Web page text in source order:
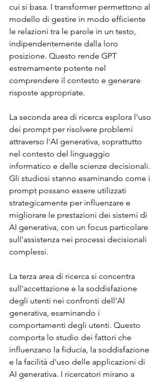
cui si basa. I transformer permettono al
modello di gestire in modo efficiente
le relazioni tra le parole in un testo,
indipendentemente dalla loro
posizione. Questo rende GPT
estremamente potente nel
comprendere il contesto e generare
risposte appropriate.
La seconda area di ricerca esplora l'uso
dei prompt per risolvere problemi
attraverso l'AI generativa, soprattutto
nel contesto del linguaggio
informatico e delle scienze decisionali.
Gli studiosi stanno esaminando come i
prompt possano essere utilizzati
strategicamente per influenzare e
migliorare le prestazioni dei sistemi di
AI generativa, con un focus particolare
sull'assistenza nei processi decisionali
complessi.
La terza area di ricerca si concentra
sull'accettazione e la soddisfazione
degli utenti nei confronti dell'AI
generativa, esaminando i
comportamenti degli utenti. Questo
comporta lo studio dei fattori che
influenzano la fiducia, la soddisfazione
e la facilità d'uso delle applicazioni di
AI generativa. I ricercatori mirano a